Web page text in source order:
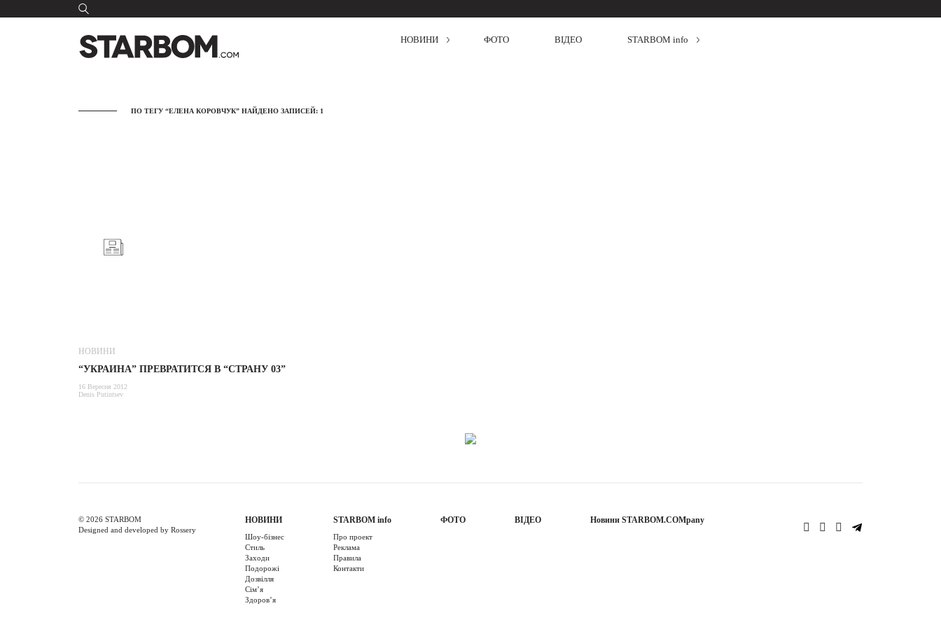
НОВИНИ ФОТО ВІДЕО STARBOM info
ПО ТЕГУ “ЕЛЕНА КОРОВЧУК” НАЙДЕНО ЗАПИСЕЙ: 1
НОВИНИ
“УКРАИНА” ПРЕВРАТИТСЯ В “СТРАНУ 03”
16 Вересня 2012
Denis Putintsev
© 2026 STARBOM
Designed and developed by Rossery
НОВИНИ
Шоу-бізнес
Стиль
Заходи
Подорожі
Дозвілля
Cім’я
Здоров’я
STARBOM info
Про проект
Реклама
Правила
Контакти
ФОТО ВІДЕО Новини STARBOM.COMpany